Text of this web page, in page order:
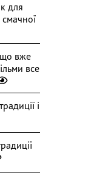
для
смачної
що вже
все
і